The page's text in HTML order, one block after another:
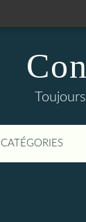
CATÉGORIES